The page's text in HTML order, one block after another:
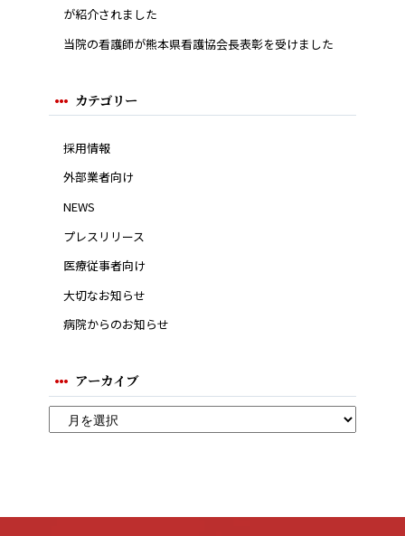
が紹介されました
当院の看護師が熊本県看護協会長表彰を受けました
カテゴリー
採用情報
外部業者向け
NEWS
プレスリリース
医療従事者向け
大切なお知らせ
病院からのお知らせ
アーカイブ